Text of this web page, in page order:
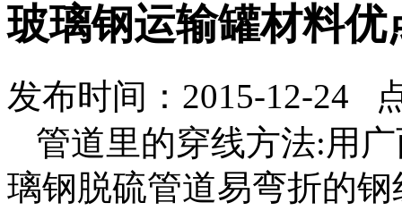
玻璃钢运输罐材料优
发布时间：2015-12-24
管道里的穿线方法:用
璃钢脱硫管道易弯折的